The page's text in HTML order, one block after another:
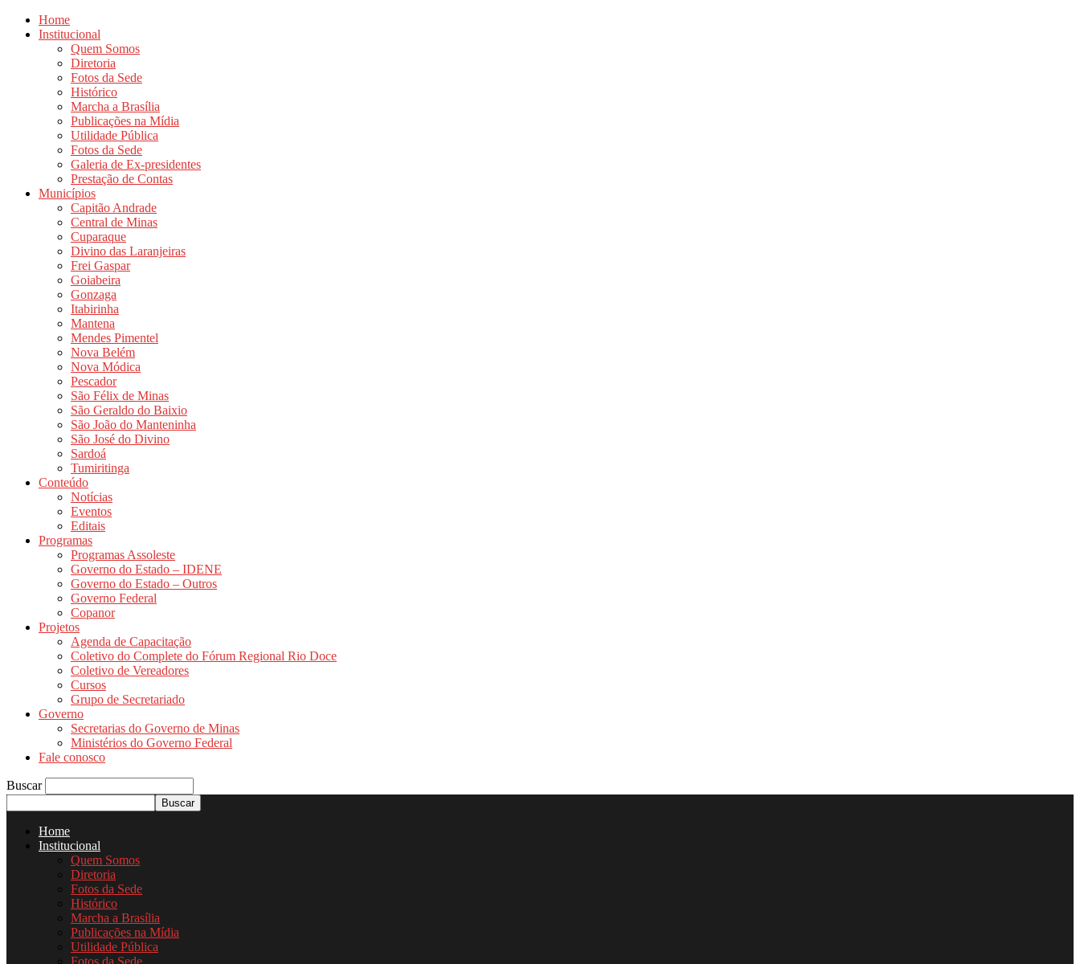
Home
Institucional
Quem Somos
Diretoria
Fotos da Sede
Histórico
Marcha a Brasília
Publicações na Mídia
Utilidade Pública
Fotos da Sede
Galeria de Ex-presidentes
Prestação de Contas
Municípios
Capitão Andrade
Central de Minas
Cuparaque
Divino das Laranjeiras
Frei Gaspar
Goiabeira
Gonzaga
Itabirinha
Mantena
Mendes Pimentel
Nova Belém
Nova Módica
Pescador
São Félix de Minas
São Geraldo do Baixio
São João do Manteninha
São José do Divino
Sardoá
Tumiritinga
Conteúdo
Notícias
Eventos
Editais
Programas
Programas Assoleste
Governo do Estado – IDENE
Governo do Estado – Outros
Governo Federal
Copanor
Projetos
Agenda de Capacitação
Coletivo do Complete do Fórum Regional Rio Doce
Coletivo de Vereadores
Cursos
Grupo de Secretariado
Governo
Secretarias do Governo de Minas
Ministérios do Governo Federal
Fale conosco
Buscar
Home
Institucional
Quem Somos
Diretoria
Fotos da Sede
Histórico
Marcha a Brasília
Publicações na Mídia
Utilidade Pública
Fotos da Sede